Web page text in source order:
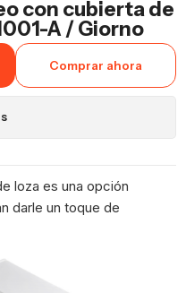
con cubierta de
A / Giorno
Comprar ahora
loza es una opción
darle un toque de